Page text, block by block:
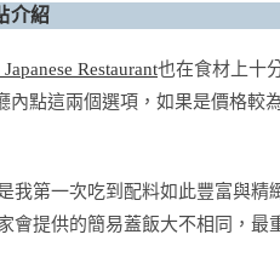
介紹
Restaurant也在食材上十
內點這兩個選項，如果是價格較
我第一次吃到配料如此豐富與
會提供的簡易蓋飯大不相同，最